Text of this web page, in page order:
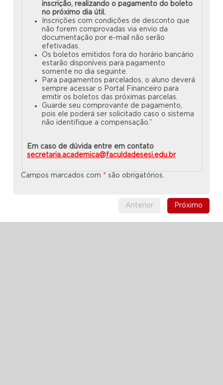
inscrição, realizando o pagamento do boleto
no próximo dia útil.
Inscrições com condições de desconto que
não forem comprovadas via envio da
documentação por e-mail não serão
efetivadas.
Os boletos emitidos fora do horário bancário
estarão disponíveis para pagamento
somente no dia seguinte.
Para pagamentos parcelados, o aluno deverá
sempre acessar o Portal Financeiro para
emitir os boletos das próximas parcelas.
Guarde seu comprovante de pagamento,
pois ele poderá ser solicitado caso o sistema
não identifique a compensação.”
Em caso de dúvida entre em contato
secretaria.academica@faculdadesesi.edu.br
Campos marcados com * são obrigatórios.
Anterior Próximo